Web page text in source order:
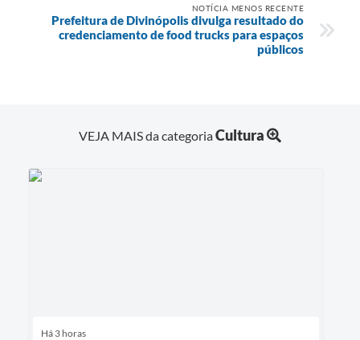
NOTÍCIA MENOS RECENTE
Prefeitura de Divinópolis divulga resultado do
credenciamento de food trucks para espaços
públicos
VEJA MAIS da categoriaCultura
Há 3 horas